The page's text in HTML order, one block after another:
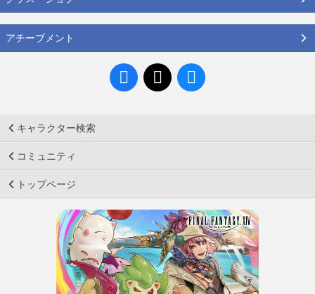
アチーブメント
キャラクター検索
コミュニティ
トップページ